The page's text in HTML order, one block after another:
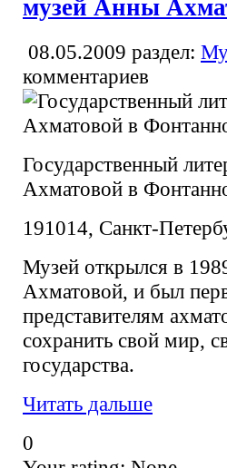
музей Анны
08.05.2009 раздел:
комментариев
Государственный
Ахматовой в
191014, Санкт-
Музей открылся в
Ахматовой, и был
представителям
сохранить свой мир,
государства.
Читать дальше
0